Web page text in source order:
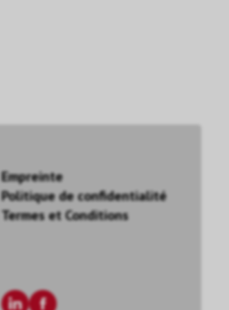
Empreinte
Politique de confidentialité
Termes et Conditions